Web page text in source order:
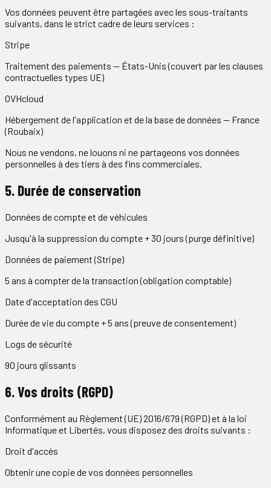
Vos données peuvent être partagées avec les sous-traitants
suivants, dans le strict cadre de leurs services :
Stripe
Traitement des paiements — États-Unis (couvert par les clauses
contractuelles types UE)
OVHcloud
Hébergement de l'application et de la base de données — France
(Roubaix)
Nous ne vendons, ne louons ni ne partageons vos données
personnelles à des tiers à des fins commerciales.
5. Durée de conservation
Données de compte et de véhicules
Jusqu'à la suppression du compte + 30 jours (purge définitive)
Données de paiement (Stripe)
5 ans à compter de la transaction (obligation comptable)
Date d'acceptation des CGU
Durée de vie du compte + 5 ans (preuve de consentement)
Logs de sécurité
90 jours glissants
6. Vos droits (RGPD)
Conformément au Règlement (UE) 2016/679 (RGPD) et à la loi
Informatique et Libertés, vous disposez des droits suivants :
Droit d'accès
Obtenir une copie de vos données personnelles